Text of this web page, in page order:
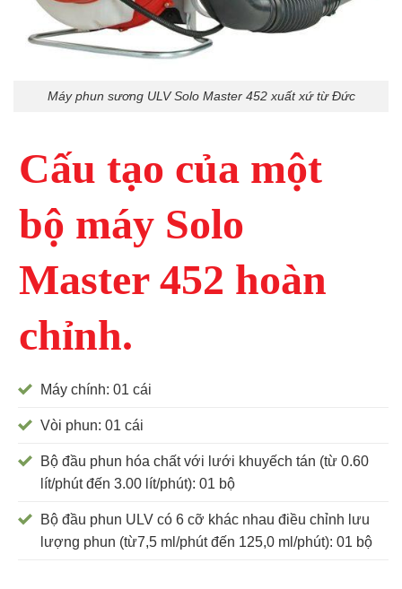
Máy phun sương ULV Solo Master 452 xuất xứ từ Đức
Cấu tạo của một
bộ máy Solo
Master 452 hoàn
chỉnh.
Máy chính: 01 cái
Vòi phun: 01 cái
Bộ đầu phun hóa chất với lưới khuyếch tán (từ 0.60
lít/phút đến 3.00 lít/phút): 01 bộ
Bộ đầu phun ULV có 6 cỡ khác nhau điều chỉnh lưu
lượng phun (từ7,5 ml/phút đến 125,0 ml/phút): 01 bộ